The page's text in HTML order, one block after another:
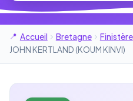
Accueil Bretagne Finistère
JOHN KERTLAND (KOUM KINVI)